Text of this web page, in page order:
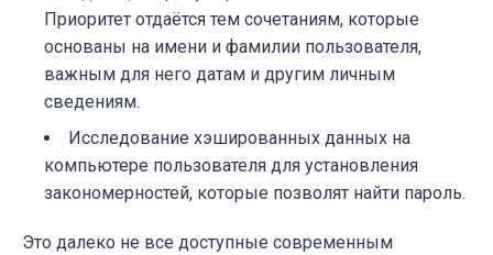
Приоритет отдаётся тем сочетаниям, которые
основаны на имени и фамилии пользователя,
важным для него датам и другим личным
сведениям.
Исследование хэшированных данных на
компьютере пользователя для установления
закономерностей, которые позволят найти пароль.
Это далеко не все доступные современным